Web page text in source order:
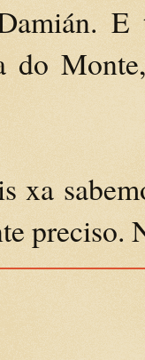
do
xa
preciso.